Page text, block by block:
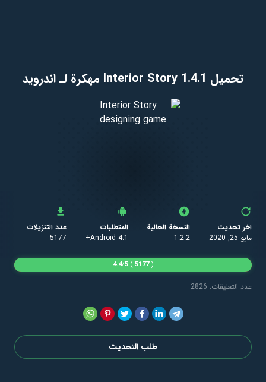
تحميل Interior Story 1.4.1 مهكرة لـ اندرويد
اخر تحديث
مايو 25, 2020
النسخة الحالية
1.2.2
المتطلبات
Android 4.1+
عدد التنزيلات
5177
عدد التعليقات: 2826
(
5177
)
4.4/5
طلب التحديث